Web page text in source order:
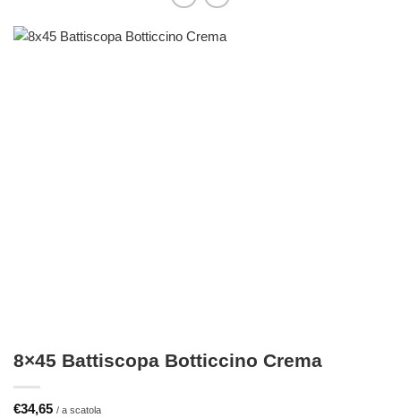
8×45 Battiscopa Botticcino Crema
€34,65